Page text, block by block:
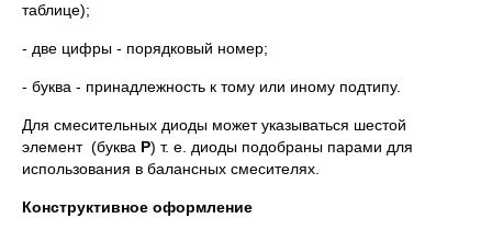
таблице);
- две цифры - порядковый номер;
- буква - принадлежность к тому или иному подтипу.
Для смесительных диоды может указываться шестой
элемент (буква Р) т. е. диоды подобраны парами для
использования в балансных смесителях.
Конструктивное оформление